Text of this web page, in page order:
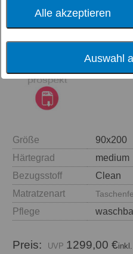
Alle akzeptieren
Auswahl
Größe
Härtegrad
Bezugsstoff
Matratzenart
Pflege
Preis: 1299,00 €